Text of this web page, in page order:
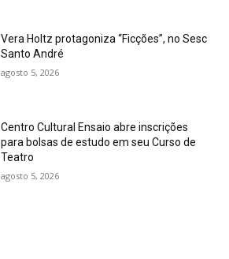
Vera Holtz protagoniza “Ficções”, no Sesc
Santo André
agosto 5, 2026
Centro Cultural Ensaio abre inscrições
para bolsas de estudo em seu Curso de
Teatro
agosto 5, 2026